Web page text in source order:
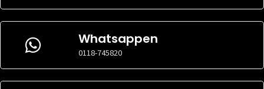
OPSLAGCAPACITEIT 128GB
INHOUD Ja
OPSLAGCAPACITEIT
Whatsappen
0118-745820